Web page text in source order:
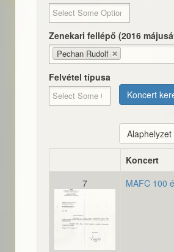
Zenekari fellépő (2016
Pechan Rudolf
Felvétel típusa
Koncert
Alaphelyzet
Koncert
7
MAFC 100